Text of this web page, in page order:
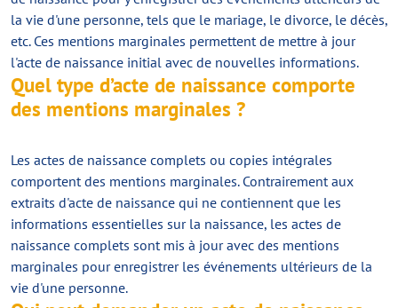
la vie d'une personne, tels que le mariage, le divorce, le décès,
etc. Ces mentions marginales permettent de mettre à jour
l'acte de naissance initial avec de nouvelles informations.
Quel type d’acte de naissance comporte
des mentions marginales ?
Les actes de naissance complets ou copies intégrales
comportent des mentions marginales. Contrairement aux
extraits d'acte de naissance qui ne contiennent que les
informations essentielles sur la naissance, les actes de
naissance complets sont mis à jour avec des mentions
marginales pour enregistrer les événements ultérieurs de la
vie d'une personne.